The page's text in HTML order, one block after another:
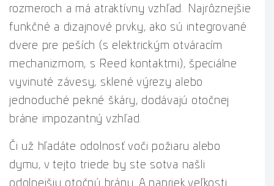
rozmeroch a má atraktívny vzhľad. Najrôznejšie
funkčné a dizajnové prvky, ako sú integrované
dvere pre peších (s elektrickým otváracím
mechanizmom, s Reed kontaktmi), špeciálne
vyvinuté závesy, sklené výrezy alebo
jednoduché pekné škáry, dodávajú otočnej
bráne impozantný vzhľad.
Či už hľadáte odolnosť voči požiaru alebo
dymu, v tejto triede by ste sotva našli
odolnejšiu otočnú bránu. A napriek veľkosti